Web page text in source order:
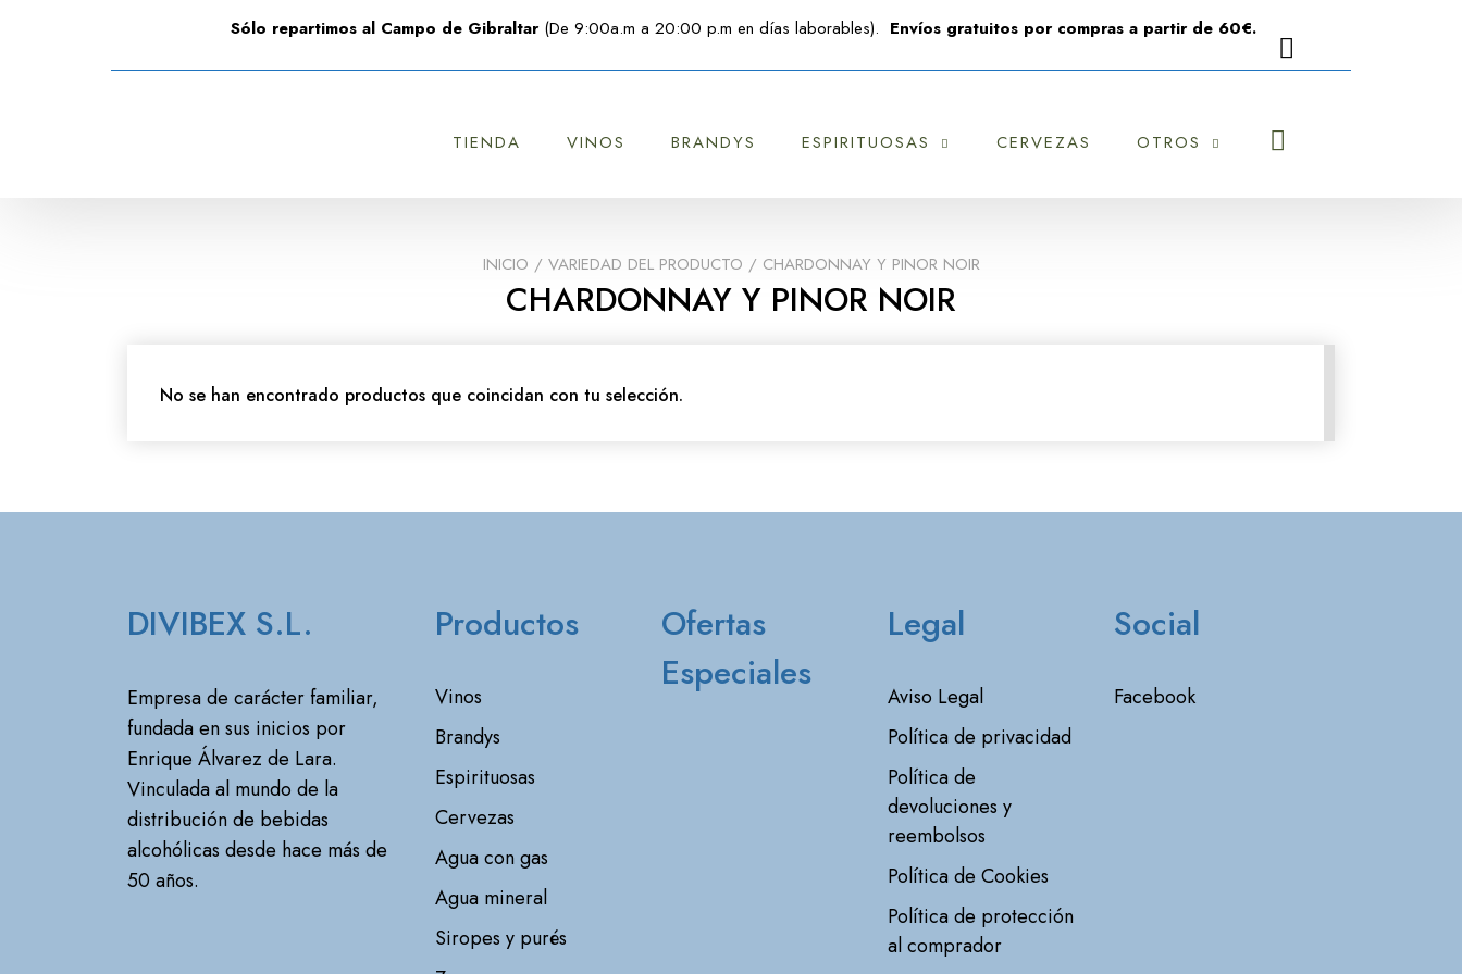
Sólo repartimos al Campo de Gibraltar (De 9:00a.m a 20:00 p.m en días laborables). Envíos gratuitos por compras a partir de 60€.
TIENDA VINOS BRANDYS ESPIRITUOSAS CERVEZAS OTROS
INICIO / VARIEDAD DEL PRODUCTO / CHARDONNAY Y PINOR NOIR
CHARDONNAY Y PINOR NOIR
No se han encontrado productos que coincidan con tu selección.
DIVIBEX S.L.
Empresa de carácter familiar,
fundada en sus inicios por
Enrique Álvarez de Lara.
Vinculada al mundo de la
distribución de bebidas
alcohólicas desde hace más de
50 años.
Productos
Vinos
Brandys
Espirituosas
Cervezas
Agua con gas
Agua mineral
Siropes y purés
Ofertas
Especiales
Legal
Aviso Legal
Política de privacidad
Política de
devoluciones y
reembolsos
Política de Cookies
Política de protección
al comprador
Social
Facebook